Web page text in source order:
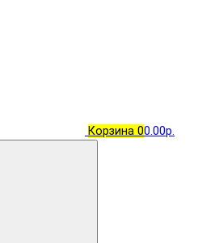
Корзина 00.00р.